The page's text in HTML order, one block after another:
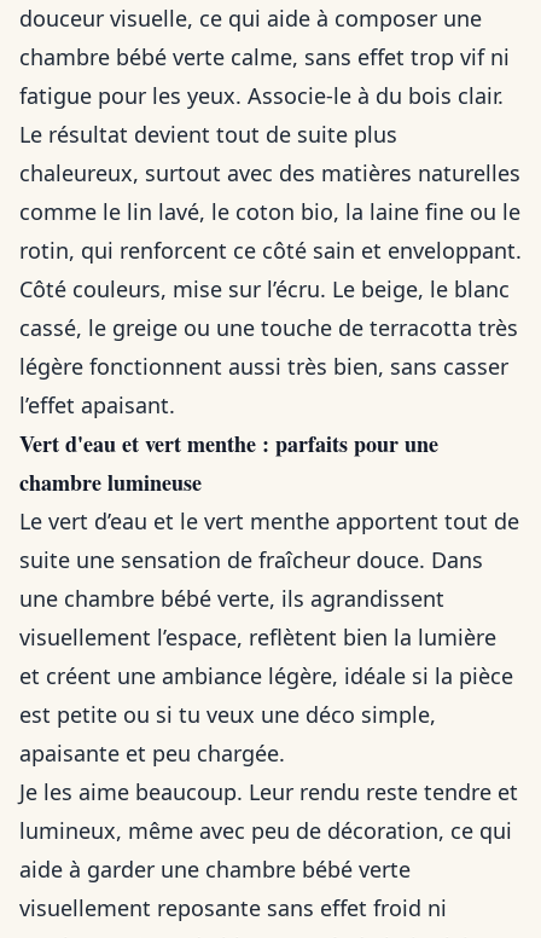
douceur visuelle, ce qui aide à composer une
chambre bébé verte calme, sans effet trop vif ni
fatigue pour les yeux. Associe-le à du bois clair.
Le résultat devient tout de suite plus
chaleureux, surtout avec des matières naturelles
comme le lin lavé, le coton bio, la laine fine ou le
rotin, qui renforcent ce côté sain et enveloppant.
Côté couleurs, mise sur l’écru. Le beige, le blanc
cassé, le greige ou une touche de terracotta très
légère fonctionnent aussi très bien, sans casser
l’effet apaisant.
Vert d'eau et vert menthe : parfaits pour une
chambre lumineuse
Le vert d’eau et le vert menthe apportent tout de
suite une sensation de fraîcheur douce. Dans
une chambre bébé verte, ils agrandissent
visuellement l’espace, reflètent bien la lumière
et créent une ambiance légère, idéale si la pièce
est petite ou si tu veux une déco simple,
apaisante et peu chargée.
Je les aime beaucoup. Leur rendu reste tendre et
lumineux, même avec peu de décoration, ce qui
aide à garder une chambre bébé verte
visuellement reposante sans effet froid ni